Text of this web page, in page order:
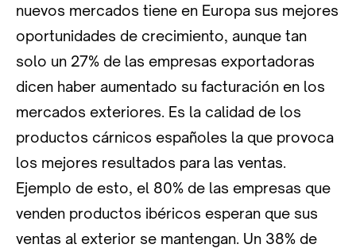
nuevos mercados tiene en Europa sus mejores
oportunidades de crecimiento, aunque tan
solo un 27% de las empresas exportadoras
dicen haber aumentado su facturación en los
mercados exteriores. Es la calidad de los
productos cárnicos españoles la que provoca
los mejores resultados para las ventas.
Ejemplo de esto, el 80% de las empresas que
venden productos ibéricos esperan que sus
ventas al exterior se mantengan. Un 38% de